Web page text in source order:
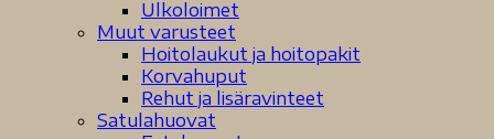
Ulkoloimet
Muut varusteet
Hoitolaukut ja hoitopakit
Korvahuput
Rehut ja lisäravinteet
Satulahuovat